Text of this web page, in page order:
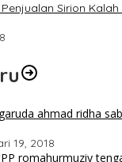
Sirion
19, 2018